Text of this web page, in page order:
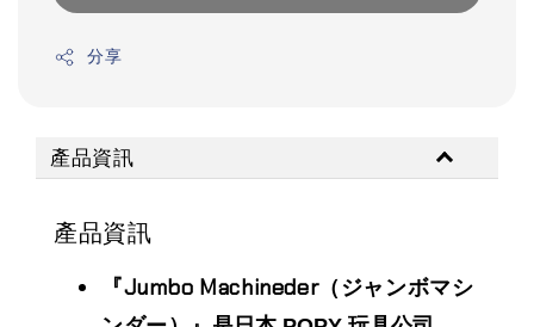
分享
產品資訊
產品資訊
『Jumbo Machineder（ジャンボマシ